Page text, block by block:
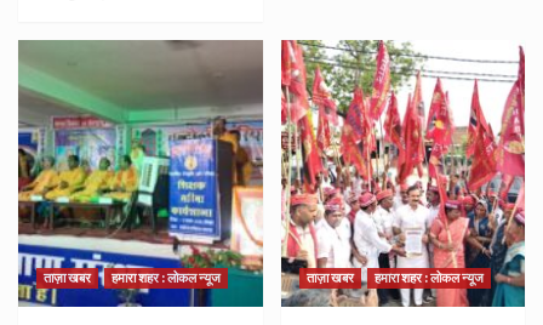
ताज़ा खबर हमारा शहर : लोकल न्यूज ताज़ा खबर हमारा शहर : लोकल न्यूज